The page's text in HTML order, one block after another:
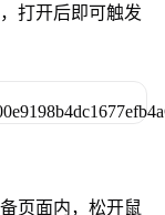
打开后即可触发
页面内，松开鼠